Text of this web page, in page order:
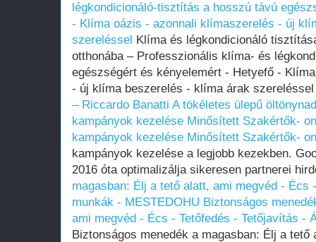
légkondicionáló-tisztítás a hosszú távú
- Klíma oázis - azonnali klímaszerelés - új
szereléssel Klíma és légkondicionáló
otthonába – Professzionális klíma- és
egészségért és kényelemért - Hetyefő -
- új klíma beszerelés - klíma árak szereléssel
– Riccardo Banatti A tökéletes ülepű
kampányok kezelése Minősített Szakértők-
kampányok kezelése Minősített Szakértők-
kampányok kezelése a legjobb kezekben.
2016 óta optimalizálja sikeresen partnerei
magasban: Élj a tető alatt, ami megvéd - Écs
munkák - MESTEDOHU Biztonságos
ami megvéd - Écs - Tetőfedés - Tetőjavítás -
Biztonságos menedék a magasban: Élj a